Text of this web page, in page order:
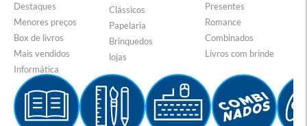
Destaques
Menores preços
Box de livros
Mais vendidos
Informática
Clássicos
Papelaria
Brinquedos
lojas
Presentes
Romance
Combinados
Livros com brinde